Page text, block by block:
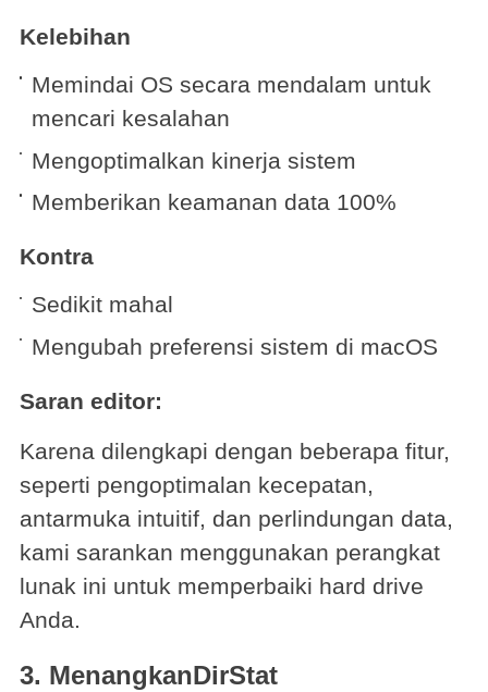
Kelebihan
Memindai OS secara mendalam untuk
mencari kesalahan
Mengoptimalkan kinerja sistem
Memberikan keamanan data 100%
Kontra
Sedikit mahal
Mengubah preferensi sistem di macOS
Saran editor:
Karena dilengkapi dengan beberapa fitur,
seperti pengoptimalan kecepatan,
antarmuka intuitif, dan perlindungan data,
kami sarankan menggunakan perangkat
lunak ini untuk memperbaiki hard drive
Anda.
3. MenangkanDirStat